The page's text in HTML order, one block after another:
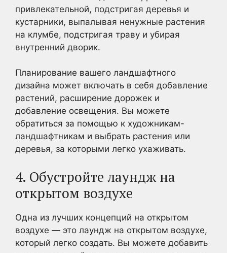
привлекательной, подстригая деревья и
кустарники, выпалывая ненужные растения
на клумбе, подстригая траву и убирая
внутренний дворик.
Планирование вашего ландшафтного
дизайна может включать в себя добавление
растений, расширение дорожек и
добавление освещения. Вы можете
обратиться за помощью к художникам-
ландшафтникам и выбрать растения или
деревья, за которыми легко ухаживать.
4. Обустройте лаундж на
открытом воздухе
Одна из лучших концепций на открытом
воздухе — это лаундж на открытом воздухе,
который легко создать. Вы можете добавить